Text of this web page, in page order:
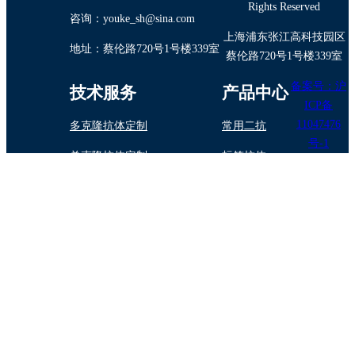
咨询：youke_sh@sina.com
地址：蔡伦路720号1号楼339室
技术服务
多克隆抗体定制
单克隆抗体定制
产品中心
常用二抗
标签抗体
Rights Reserved
上海浦东张江高科技园区
蔡伦路720号1号楼339室
备案号：沪
ICP备
11047476
号-1